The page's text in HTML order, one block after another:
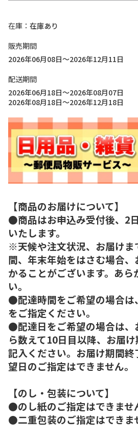
在庫
在庫あり
販売期間
2026年06月08日～2026年12月11日
配送期間
2026年06月18日～2026年08月07日
2026年08月18日～2026年12月18日
【商品のお届けについて】
●商品はお申込み受付後、2
いたします。
※天候や注文状況、お届けま
間、年末年始をはさむ場合
かることがございます。あら
い。
●配達時間をご希望の場合は
をご指定ください。
●配達日をご希望の場合は、
ら数えて10日目以降、お届
記入ください。お届け期間
望日のご指定はできません。
【のし・包装について】
●のし紙のご指定はできませ
●二重包装のご指定はできま